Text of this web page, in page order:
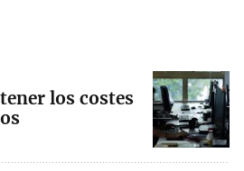
los costes